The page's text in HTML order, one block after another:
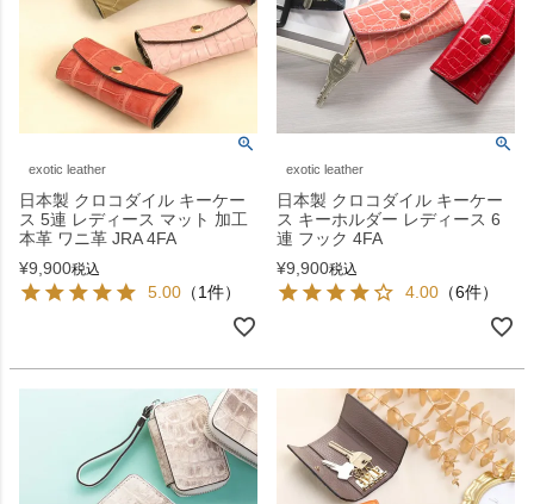
exotic leather
日本製 クロコダイル キーケー
ス 5連 レディース マット 加工
本革 ワニ革 JRA 4FA
¥9,900税込
5.00 （1件）
exotic leather
日本製 クロコダイル キーケー
ス キーホルダー レディース 6
連 フック 4FA
¥9,900税込
4.00 （6件）